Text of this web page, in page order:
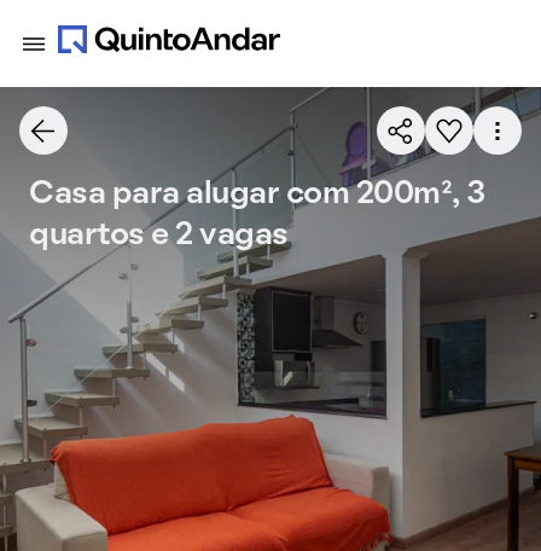
Casa para alugar com 200m², 3
quartos e 2 vagas